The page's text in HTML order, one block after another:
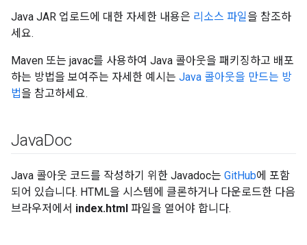
Java JAR 업로드에 대한 자세한 내용은 리소스 파일을 참조하
세요.
Maven 또는 javac를 사용하여 Java 콜아웃을 패키징하고 배포
하는 방법을 보여주는 자세한 예시는 Java 콜아웃을 만드는 방
법을 참고하세요.
JavaDoc
Java 콜아웃 코드를 작성하기 위한 Javadoc는 GitHub에 포함
되어 있습니다. HTML을 시스템에 클론하거나 다운로드한 다음
브라우저에서 index.html 파일을 열어야 합니다.